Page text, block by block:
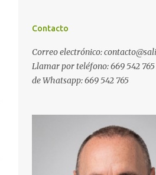
universal lo denominamos
conscientes, afectamos al CCI
ejemplo, pensamos en alguien
tiempo que no vemos y, de
contra toda probabilidad, termina
materializándose. O cuando
experimentamos a diario una
desagradable que termina
Contacto
Correo electrónico:
Llamar por teléfono: 669 542
de Whatsapp: 669 542 765